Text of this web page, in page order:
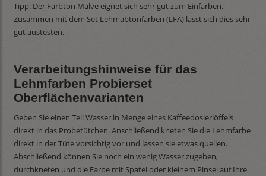
Tipp: Der Farbton Malve eignet sich sehr gut zum Einfärben.
Zusammen mit dem Set Lehmabtönfarben (LFA) lässt sich dies sehr
gut austesten.
Verarbeitungshinweise für das
Lehmfarben Probierset
Oberflächenvarianten
Geben Sie einen Teil Wasser in Menge eines Kaffeedosierlöffels
direkt in das Probetütchen. Anschließend kneten Sie die Lehmfarbe
direkt in der Tüte vorsichtig vor und lassen sie etwas quellen.
Abschließend können Sie noch ein wenig Wasser zugeben,
durchkneten und die Farbe mit Spatel oder kleinem Pinsel auf Ihre